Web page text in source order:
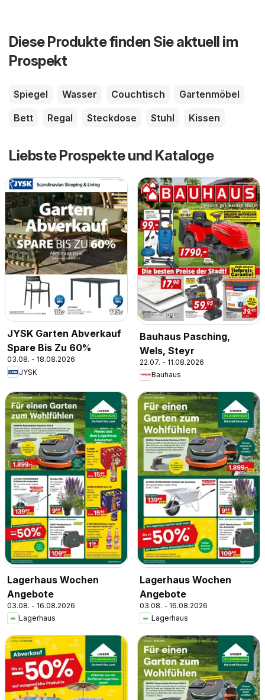
Diese Produkte finden Sie aktuell im
Prospekt
Spiegel Wasser Couchtisch
Gartenmöbel
Bett
Regal Steckdose Stuhl Kissen
Liebste Prospekte und Kataloge
JYSK Garten Abverkauf
Spare Bis Zu 60%
03.08. - 18.08.2026
JYSK
Bauhaus Pasching,
Wels, Steyr
22.07. - 11.08.2026
Bauhaus
Lagerhaus Wochen
Angebote
03.08. - 16.08.2026
Lagerhaus
Lagerhaus Wochen
Angebote
03.08. - 16.08.2026
Lagerhaus